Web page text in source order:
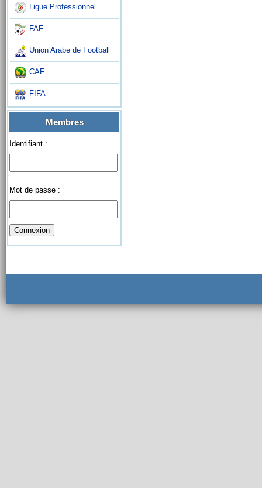
Ligue Professionnel
FAF
Union Arabe de Football
CAF
FIFA
Membres
Identifiant :
Mot de passe :